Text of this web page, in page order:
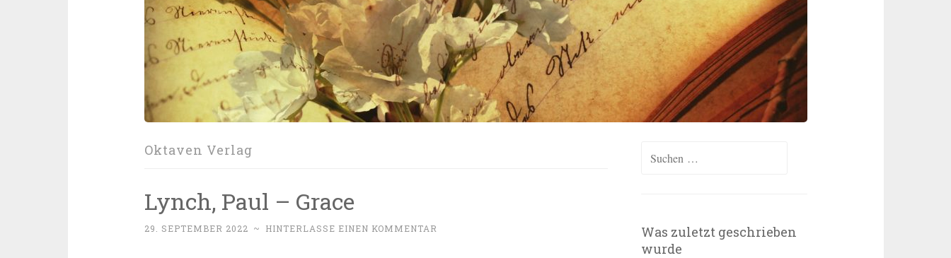
Oktaven Verlag
Lynch, Paul – Grace
29. SEPTEMBER 2022 ~ HINTERLASSE EINEN KOMMENTAR
Suchen
Was zuletzt geschrieben
wurde